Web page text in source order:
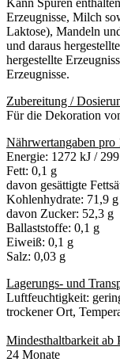
Erzeugnisse, Milch
Laktose), Mandeln
und daraus
hergestellte
Erzeugnisse.
Zubereitung /
Für die Dekoration
Nährwertangaben pro
Energie: 1272 kJ /
Fett: 0,1 g
davon gesättigte
Kohlenhydrate: 71,9 g
davon Zucker: 52,3 g
Ballaststoffe: 0,1 g
Eiweiß: 0,1 g
Salz: 0,03 g
Lagerungs- und
Luftfeuchtigkeit:
trockener Ort,
Mindesthaltbarkeit ab
24 Monate